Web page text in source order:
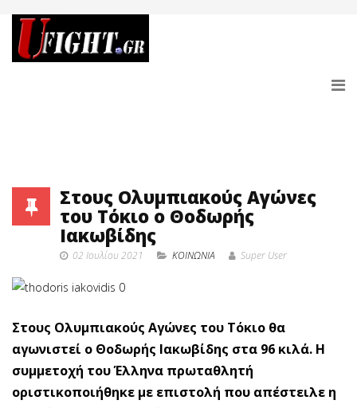
Στους Ολυμπιακούς Αγώνες
του Τόκιο ο Θοδωρής
Ιακωβίδης
02 Ιουλίου 2021 ΚΟΙΝΩΝΙΑ Super User
Στους Ολυμπιακούς Αγώνες του Τόκιο θα
αγωνιστεί ο Θοδωρής Ιακωβίδης στα 96 κιλά. Η
συμμετοχή του Έλληνα πρωταθλητή
οριστικοποιήθηκε με επιστολή που απέστειλε η